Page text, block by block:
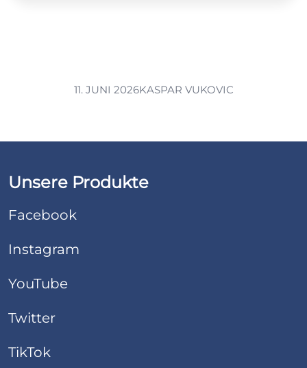
11. JUNI 2026KASPAR VUKOVIC
Unsere Produkte
Facebook
Instagram
YouTube
Twitter
TikTok